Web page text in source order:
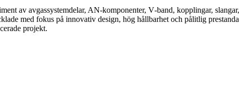
av avgassystemdelar, AN-komponenter, V‑band, kopplingar,
med fokus på innovativ design, hög hållbarhet och pålitlig
projekt.